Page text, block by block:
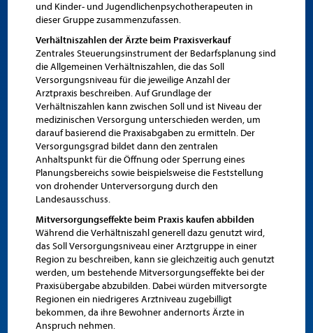
und Kinder- und Jugendlichenpsychotherapeuten in
dieser Gruppe zusammenzufassen.
Verhältniszahlen der Ärzte beim Praxisverkauf
Zentrales Steuerungsinstrument der Bedarfsplanung sind
die Allgemeinen Verhältniszahlen, die das Soll
Versorgungsniveau für die jeweilige Anzahl der
Arztpraxis beschreiben. Auf Grundlage der
Verhältniszahlen kann zwischen Soll und ist Niveau der
medizinischen Versorgung unterschieden werden, um
darauf basierend die Praxisabgaben zu ermitteln. Der
Versorgungsgrad bildet dann den zentralen
Anhaltspunkt für die Öffnung oder Sperrung eines
Planungsbereichs sowie beispielsweise die Feststellung
von drohender Unterversorgung durch den
Landesausschuss.
Mitversorgungseffekte beim Praxis kaufen abbilden
Während die Verhältniszahl generell dazu genutzt wird,
das Soll Versorgungsniveau einer Arztgruppe in einer
Region zu beschreiben, kann sie gleichzeitig auch genutzt
werden, um bestehende Mitversorgungseffekte bei der
Praxisübergabe abzubilden. Dabei würden mitversorgte
Regionen ein niedrigeres Arztniveau zugebilligt
bekommen, da ihre Bewohner andernorts Ärzte in
Anspruch nehmen.